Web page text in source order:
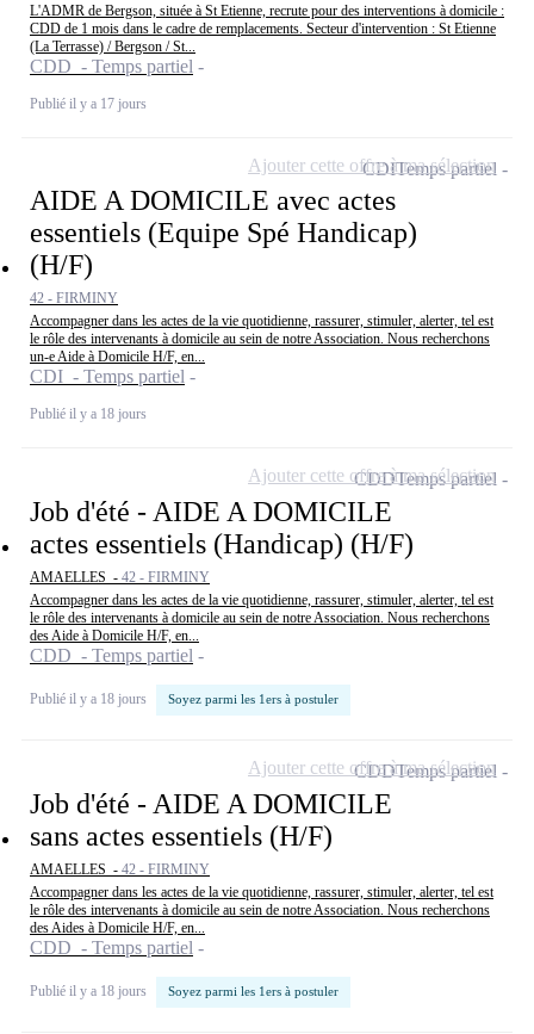
L'ADMR de Bergson, située à St Etienne, recrute pour des interventions à domicile :
CDD de 1 mois dans le cadre de remplacements. Secteur d'intervention : St Etienne
(La Terrasse) / Bergson / St...
CDD - Temps partiel
Publié il y a 17 jours
AIDE A DOMICILE avec actes
essentiels (Equipe Spé Handicap)
(H/F)
42 - FIRMINY
Accompagner dans les actes de la vie quotidienne, rassurer, stimuler, alerter, tel est
le rôle des intervenants à domicile au sein de notre Association. Nous recherchons
un-e Aide à Domicile H/F, en...
CDI - Temps partiel
Publié il y a 18 jours
CDITemps partiel
Ajouter cette offre à ma sélection
Job d'été - AIDE A DOMICILE
actes essentiels (Handicap) (H/F)
AMAELLES - 42 - FIRMINY
Accompagner dans les actes de la vie quotidienne, rassurer, stimuler, alerter, tel est
le rôle des intervenants à domicile au sein de notre Association. Nous recherchons
des Aide à Domicile H/F, en...
CDD - Temps partiel
Publié il y a 18 jours Soyez parmi les 1ers à postuler
CDDTemps partiel
Ajouter cette offre à ma sélection
Job d'été - AIDE A DOMICILE
sans actes essentiels (H/F)
AMAELLES - 42 - FIRMINY
Accompagner dans les actes de la vie quotidienne, rassurer, stimuler, alerter, tel est
le rôle des intervenants à domicile au sein de notre Association. Nous recherchons
des Aides à Domicile H/F, en...
CDD - Temps partiel
Publié il y a 18 jours Soyez parmi les 1ers à postuler
CDDTemps partiel
Ajouter cette offre à ma sélection